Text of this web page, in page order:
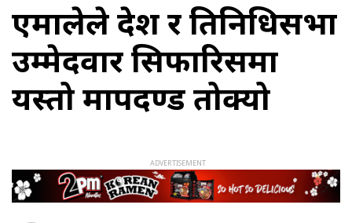
एमालेले प्रदेश र प्रतिनिधिसभा
उम्मेदवार सिफारिसमा
यस्तो मापदण्ड तोक्यो